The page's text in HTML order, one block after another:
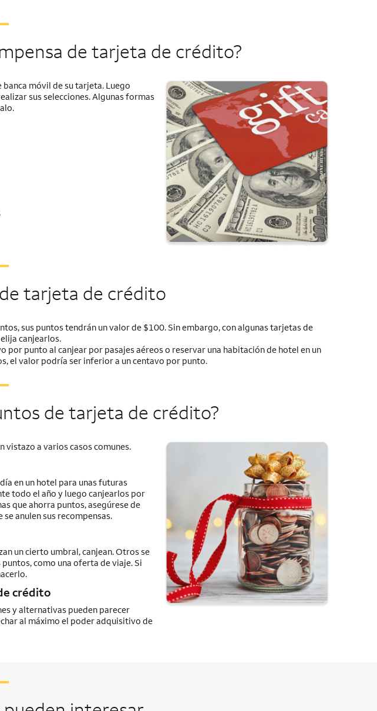
de tarjeta de crédito?
banca móvil de su tarjeta. Luego
sus selecciones. Algunas formas
tarjeta de crédito
sus puntos tendrán un valor de $100. Sin embargo, con algunas tarjetas de
canjearlos.
punto al canjear por pasajes aéreos o reservar una habitación de hotel en un
el valor podría ser inferior a un centavo por punto.
de tarjeta de crédito?
vistazo a varios casos comunes.
en un hotel para unas futuras
todo el año y luego canjearlos por
que ahorra puntos, asegúrese de
anulen sus recompensas.
un cierto umbral, canjean. Otros se
como una oferta de viaje. Si
crédito
y alternativas pueden parecer
al máximo el poder adquisitivo de